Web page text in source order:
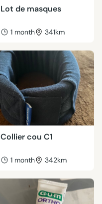
Lot de masques
1 month 341km
Collier cou C1
1 month 342km